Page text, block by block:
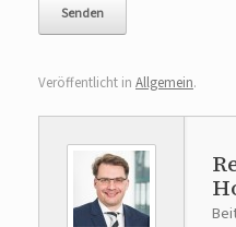
Veröffentlicht in Allgemein.